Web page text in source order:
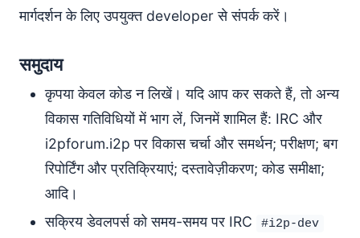
मार्गदर्शन के लिए उपयुक्त developer से संपर्क करें।
समुदाय
कृपया केवल कोड न लिखें। यदि आप कर सकते हैं, तो अन्य
विकास गतिविधियों में भाग लें, जिनमें शामिल हैं: IRC और
i2pforum.i2p पर विकास चर्चा और समर्थन; परीक्षण; बग
रिपोर्टिंग और प्रतिक्रियाएं; दस्तावेज़ीकरण; कोड समीक्षा;
आदि।
सक्रिय डेवलपर्स को समय-समय पर IRC
#i2p-dev